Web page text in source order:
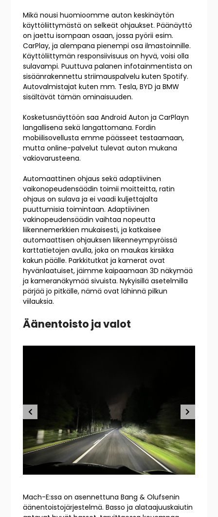
Mikä nousi huomioomme auton keskinäytön
käyttöliittymästä on selkeät ohjaukset. Päänäyttö
on jaettu isompaan osaan, jossa pyörii esim.
CarPlay, ja alempana pienempi osa ilmastoinnille.
Käyttöliittymän responsiivisuus on hyvä, voisi olla
sulavampi. Puuttuva palanen infotainmentista on
sisäänrakennettu striimauspalvelu kuten Spotify.
Autovalmistajat kuten mm. Tesla, BYD ja BMW
sisältävät tämän ominaisuuden.
Kosketusnäyttöön saa Android Auton ja CarPlayn
langallisena sekä langattomana. Fordin
mobiilisovellusta emme päässeet testaamaan,
mutta online-palvelut tulevat auton mukana
vakiovarusteena.
Automaattinen ohjaus sekä adaptiivinen
vaikonopeudensäädin toimii moitteitta, ratin
ohjaus on sulava ja ei vaadi kuljettajalta
puuttumisia toimintaan. Adaptiivinen
vakinopeudensäädin vaihtaa nopeutta
liikennemerkkien mukaisesti, ja katkaisee
automaattisen ohjauksen liikenneympyröissä
karttatietojen avulla, joka on maukas kirsikka
kakun päälle. Parkkitutkat ja kamerat ovat
hyvänlaatuiset, jäimme kaipaamaan 3D näkymää
ja kameranäkymää sivuista. Nykyisillä asetelmilla
pärjää jo pitkälle, nämä ovat lähinnä pilkun
viilauksia.
Äänentoisto ja valot
Mach-E:ssa on asennettuna Bang & Olufsenin
äänentoistojärjestelmä. Basso ja alataajuuskaiutin